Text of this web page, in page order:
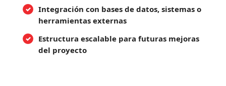
Integración con bases de datos, sistemas o
herramientas externas
Estructura escalable para futuras mejoras
del proyecto